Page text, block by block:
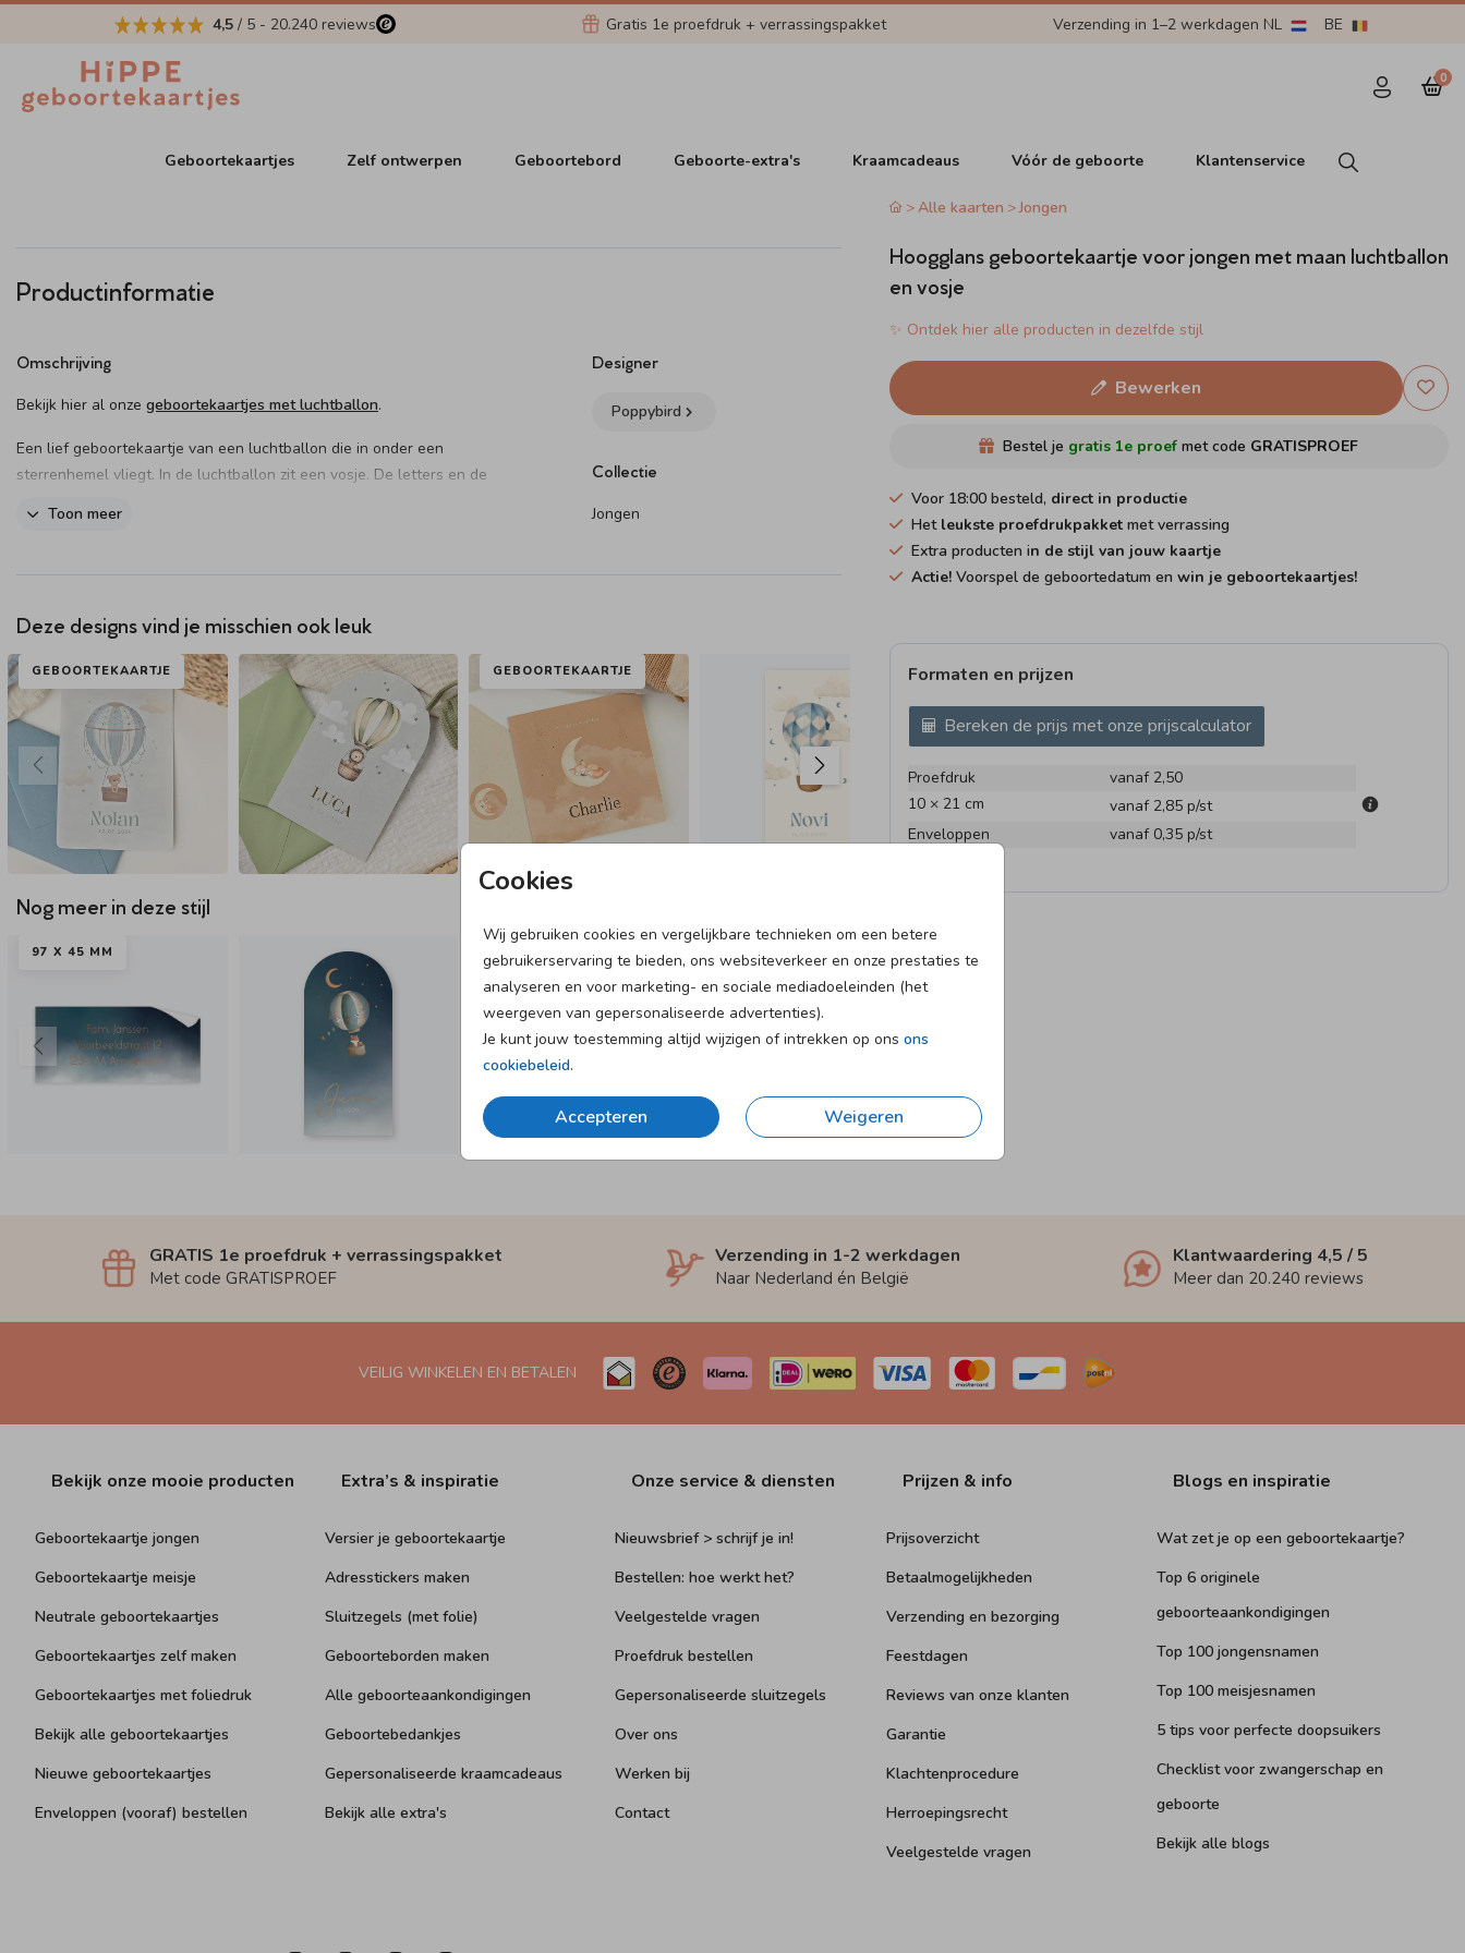
4,5 / 5 - 20.240 reviews Gratis 1e proefdruk + verrassingspakket Verzending in 1–2 werkdagen NL BE
0
Geboortekaartjes Zelf ontwerpen Geboortebord Geboorte-extra's Kraamcadeaus Vóór de geboorte Klantenservice
Cookies
Wij gebruiken cookies en vergelijkbare technieken om een betere
gebruikerservaring te bieden, ons websiteverkeer en onze prestaties te
analyseren en voor marketing- en sociale mediadoeleinden (het
weergeven van gepersonaliseerde advertenties).
Je kunt jouw toestemming altijd wijzigen of intrekken op ons ons
cookiebeleid.
Accepteren Weigeren
Productinformatie
Omschrijving
Bekijk hier al onze geboortekaartjes met luchtballon.
Een lief geboortekaartje van een luchtballon die in onder een
sterrenhemel vliegt. In de luchtballon zit een vosje. De letters en de
Toon meer
Designer
Poppybird
Collectie
Jongen
Deze designs vind je misschien ook leuk
GEBOORTEKAARTJE GEBOORTEKAARTJE GEBOORTEKAARTJE
Nog meer in deze stijl
97 X 45 MM VLAG
Alle kaarten Jongen
Hoogglans geboortekaartje voor jongen met maan luchtballon
en vosje
✨ Ontdek hier alle producten in dezelfde stijl
Bewerken
Bestel je gratis 1e proef met code GRATISPROEF
Voor 18:00 besteld, direct in productie
Het leukste proefdrukpakketmet verrassing
Extra producten in de stijl van jouw kaartje
Actie!Voorspel de geboortedatum en win je geboortekaartjes!
Formaten en prijzen
Bereken de prijs met onze prijscalculator
Proefdruk
vanaf 2,50
10 × 21 cm
vanaf 2,85 p/st
Enveloppen
vanaf 0,35 p/st
GRATIS 1e proefdruk + verrassingspakket
Met code GRATISPROEF
Verzending in 1-2 werkdagen
Naar Nederland én België
Klantwaardering 4,5 / 5
Meer dan 20.240 reviews
VEILIG WINKELEN EN BETALEN
Bekijk onze mooie producten
Geboortekaartje jongen
Geboortekaartje meisje
Neutrale geboortekaartjes
Geboortekaartjes zelf maken
Geboortekaartjes met foliedruk
Bekijk alle geboortekaartjes
Nieuwe geboortekaartjes
Enveloppen (vooraf) bestellen
Extra’s & inspiratie
Versier je geboortekaartje
Adresstickers maken
Sluitzegels (met folie)
Geboorteborden maken
Alle geboorteaankondigingen
Geboortebedankjes
Gepersonaliseerde kraamcadeaus
Bekijk alle extra's
Onze service & diensten
Nieuwsbrief > schrijf je in!
Bestellen: hoe werkt het?
Veelgestelde vragen
Proefdruk bestellen
Gepersonaliseerde sluitzegels
Over ons
Werken bij
Contact
Prijzen & info
Prijsoverzicht
Betaalmogelijkheden
Verzending en bezorging
Feestdagen
Reviews van onze klanten
Garantie
Klachtenprocedure
Herroepingsrecht
Veelgestelde vragen
Blogs en inspiratie
Wat zet je op een geboortekaartje?
Top 6 originele
geboorteaankondigingen
Top 100 jongensnamen
Top 100 meisjesnamen
5 tips voor perfecte doopsuikers
Checklist voor zwangerschap en
geboorte
Bekijk alle blogs